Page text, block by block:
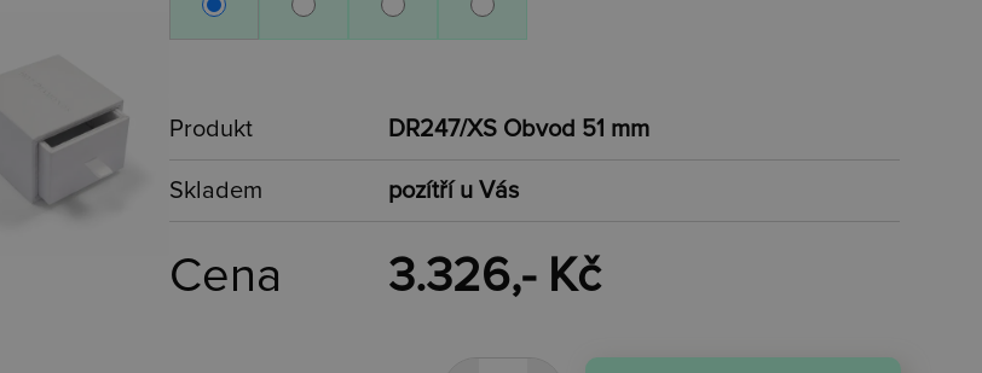
Produkt DR247/XS Obvod 51 mm
Skladem pozítří u Vás
Cena 3.326,- Kč